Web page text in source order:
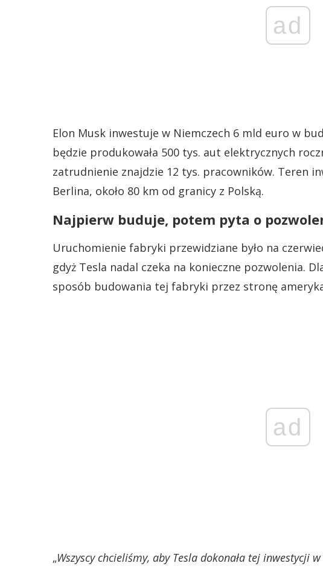
ad
Elon Musk inwestuje w Niemczech 6 mld euro w
będzie produkowała 500 tys. aut elektrycznych
zatrudnienie znajdzie 12 tys. pracowników. Teren
Berlina, około 80 km od granicy z Polską.
Najpierw buduje, potem pyta o
Uruchomienie fabryki przewidziane było na
gdyż Tesla nadal czeka na konieczne pozwolenia.
sposób budowania tej fabryki przez stronę
ad
„Wszyscy chcieliśmy, aby Tesla dokonała tej inwestycji